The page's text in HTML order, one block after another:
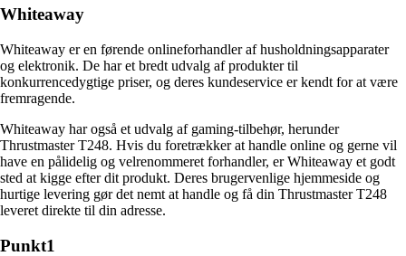
Whiteaway
Whiteaway er en førende onlineforhandler af husholdningsapparater
og elektronik. De har et bredt udvalg af produkter til
konkurrencedygtige priser, og deres kundeservice er kendt for at være
fremragende.
Whiteaway har også et udvalg af gaming-tilbehør, herunder
Thrustmaster T248. Hvis du foretrækker at handle online og gerne vil
have en pålidelig og velrenommeret forhandler, er Whiteaway et godt
sted at kigge efter dit produkt. Deres brugervenlige hjemmeside og
hurtige levering gør det nemt at handle og få din Thrustmaster T248
leveret direkte til din adresse.
Punkt1